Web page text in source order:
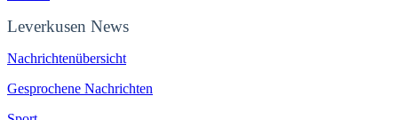
Leverkusen News
Nachrichtenübersicht
Gesprochene Nachrichten